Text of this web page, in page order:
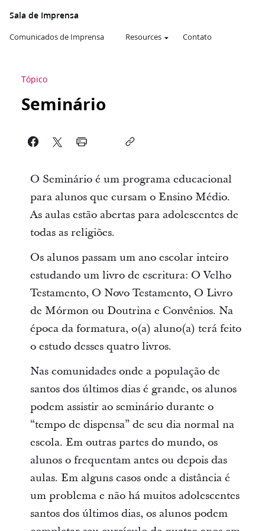
Sala de Imprensa
Comunicados de Imprensa Resources Contato
Tópico
Seminário
O Seminário é um programa educacional
para alunos que cursam o Ensino Médio.
As aulas estão abertas para adolescentes de
todas as religiões.
Os alunos passam um ano escolar inteiro
estudando um livro de escritura: O Velho
Testamento, O Novo Testamento, O Livro
de Mórmon ou Doutrina e Convênios. Na
época da formatura, o(a) aluno(a) terá feito
o estudo desses quatro livros.
Nas comunidades onde a população de
santos dos últimos dias é grande, os alunos
podem assistir ao seminário durante o
“tempo de dispensa” de seu dia normal na
escola. Em outras partes do mundo, os
alunos o frequentam antes ou depois das
aulas. Em alguns casos onde a distância é
um problema e não há muitos adolescentes
santos dos últimos dias, os alunos podem